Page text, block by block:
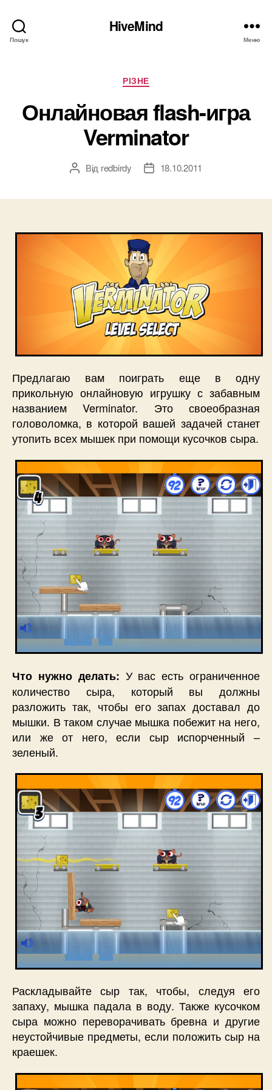
Пошук
HiveMind
Меню
Категорії
РІЗНЕ
Онлайновая flash-игра
Verminator
Автор
Від redbirdy
Дата18.10.2011
Предлагаю вам поиграть еще в одну
прикольную онлайновую игрушку с забавным
названием Verminator. Это своеобразная
головоломка, в которой вашей задачей станет
утопить всех мышек при помощи кусочков сыра.
Что нужно делать: У вас есть ограниченное
количество сыра, который вы должны
разложить так, чтобы его запах доставал до
мышки. В таком случае мышка побежит на него,
или же от него, если сыр испорченный –
зеленый.
Раскладывайте сыр так, чтобы, следуя его
запаху, мышка падала в воду. Также кусочком
сыра можно переворачивать бревна и другие
неустойчивые предметы, если положить сыр на
краешек.